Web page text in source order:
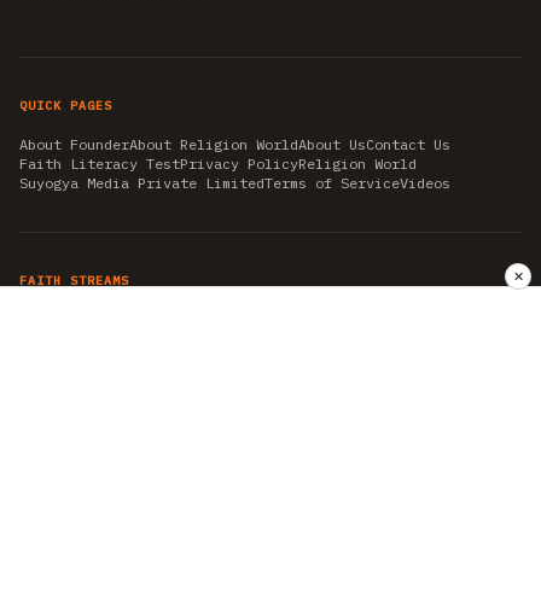
QUICK PAGES
About FounderAbout Religion WorldAbout UsContact Us
Faith Literacy TestPrivacy PolicyReligion World
Suyogya Media Private LimitedTerms of ServiceVideos
FAITH STREAMS ✕